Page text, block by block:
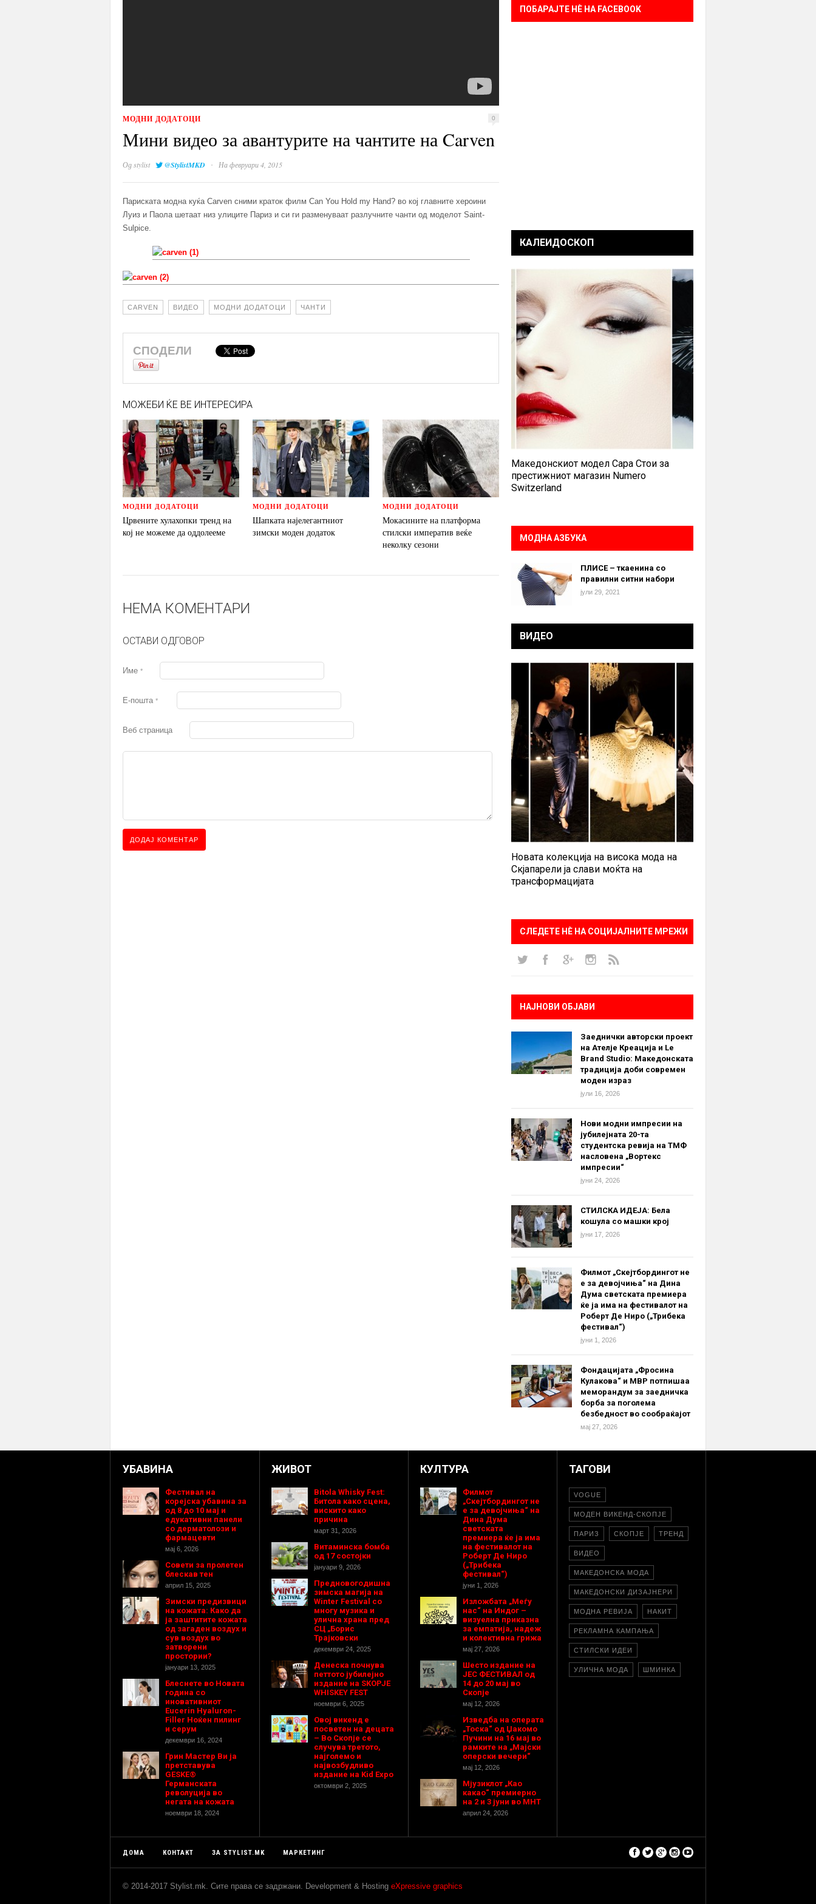
МОДНИ ДОДАТОЦИ 0
Мини видео за авантурите на чантите на Carven
Одstylist @StylistMKD · На февруари 4, 2015
Париската модна куќа Carven сними краток филм Can You Hold my Hand? во кој главните хероини
Луиз и Паола шетаат низ улиците Париз и си ги разменуваат разлучните чанти од моделот Saint-
Sulpice.
CARVEN ВИДЕО МОДНИ ДОДАТОЦИ ЧАНТИ
СПОДЕЛИ
МОЖЕБИ ЌЕ ВЕ ИНТЕРЕСИРА
МОДНИ ДОДАТОЦИ
Црвените хулахопки тренд на
кој не можеме да оддолееме
МОДНИ ДОДАТОЦИ
Шапката најелегантниот
зимски моден додаток
МОДНИ ДОДАТОЦИ
Мокасините на платформа
стилски императив веќе
неколку сезони
НЕМА КОМЕНТАРИ
ОСТАВИ ОДГОВОР
Име *
Е-пошта *
Веб страница
ПОБАРАЈТЕ НÈ НА FACEBOOK
КАЛЕИДОСКОП
Македонскиот модел Сара Стои за
престижниот магазин Numero
Switzerland
МОДНА АЗБУКА
ПЛИСЕ – ткаенина со
правилни ситни набори
јули 29, 2021
ВИДЕО
Новата колекција на висока мода на
Скјапарели ја слави моќта на
трансформацијата
СЛЕДЕТЕ НÈ НА СОЦИЈАЛНИТЕ МРЕЖИ
НАЈНОВИ ОБЈАВИ
Заеднички авторски проект
на Ателје Креација и Le
Brand Studio: Македонската
традиција доби современ
моден израз
јули 16, 2026
Нови модни импресии на
јубилејната 20-та
студентска ревија на ТМФ
насловена „Вортекс
импресии“
јуни 24, 2026
СТИЛСКА ИДЕЈА: Бела
кошула со машки крој
јуни 17, 2026
Филмот „Скејтбордингот не
е за девојчиња“ на Дина
Дума светската премиера
ќе ја има на фестивалот на
Роберт Де Ниро („Трибека
фестивал“)
јуни 1, 2026
Фондацијата „Фросина
Кулакова“ и МВР потпишаа
меморандум за заедничка
борба за поголема
безбедност во сообраќајот
мај 27, 2026
УБАВИНА
Фестивал на
корејска убавина за
од 8 до 10 мај и
едукативни панели
со дерматолози и
фармацевти
мај 6, 2026
Совети за пролетен
блескав тен
април 15, 2025
Зимски предизвици
на кожата: Како да
ја заштитите кожата
од загаден воздух и
сув воздух во
затворени
простории?
јануари 13, 2025
Блеснете во Новата
година со
иновативниот
Eucerin Hyaluron-
Filler Ноќен пилинг
и серум
декември 16, 2024
Грин Мастер Ви ја
претставува
GESKE®
Германската
револуција во
негата на кожата
ноември 18, 2024
ЖИВОТ
Bitola Whisky Fest:
Битола како сцена,
вискито како
причина
март 31, 2026
Витаминска бомба
од 17 состојки
јануари 9, 2026
Предновогодишнa
зимска магија на
Winter Festival со
многу музика и
улична храна пред
СЦ „Борис
Трајковски
декември 24, 2025
Денеска почнува
петтото јубилејно
издание на SKOPJE
WHISKEY FEST
ноември 6, 2025
Овој викенд е
посветен на децата
– Во Скопје се
случува третото,
најголемо и
највозбудливо
издание на Kid Expo
октомври 2, 2025
КУЛТУРА
Филмот
„Скејтбордингот не
е за девојчиња“ на
Дина Дума
светската
премиера ќе ја има
на фестивалот на
Роберт Де Ниро
(„Трибека
фестивал“)
јуни 1, 2026
Изложбата „Меѓу
нас“ на Индог –
визуелна приказна
за емпатија, надеж
и колективна грижа
мај 27, 2026
Шесто издание на
ЈЕС ФЕСТИВАЛ од
14 до 20 мај во
Скопје
мај 12, 2026
Изведба на операта
„Тоска“ од Џакомо
Пучини на 16 мај во
рамките на „Мајски
оперски вечери“
мај 12, 2026
Мјузиклот „Као
какао“ премиерно
на 2 и 3 јуни во МНТ
април 24, 2026
ТАГОВИ
VOGUE
МОДЕН ВИКЕНД-СКОПЈЕ
ПАРИЗ СКОПЈЕ ТРЕНД
ВИДЕО
МАКЕДОНСКА МОДА
МАКЕДОНСКИ ДИЗАЈНЕРИ
МОДНА РЕВИЈА НАКИТ
РЕКЛАМНА КАМПАЊА
СТИЛСКИ ИДЕИ
УЛИЧНА МОДА ШМИНКА
ДОМА КОНТАКТ ЗА STYLIST.MK МАРКЕТИНГ
© 2014-2017 Stylist.mk. Сите права се задржани. Development & Hosting eXpressive graphics